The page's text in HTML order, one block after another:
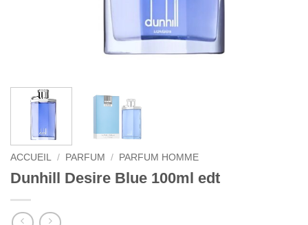
ACCUEIL / PARFUM / PARFUM HOMME
Dunhill Desire Blue 100ml edt